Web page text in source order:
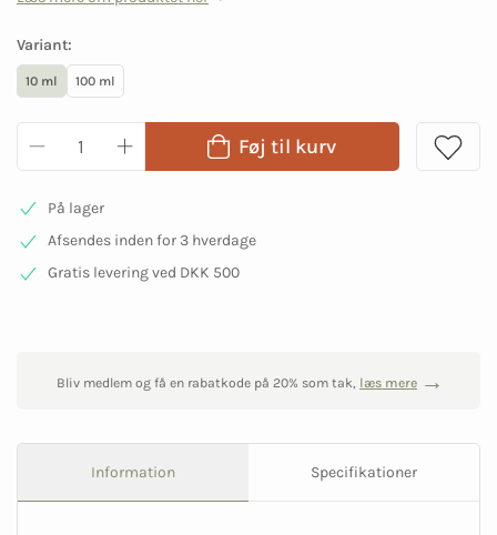
Variant:
10 ml 100 ml
Føj til kurv
På lager
Afsendes inden for 3 hverdage
Gratis levering ved DKK 500
Bliv medlem og få en rabatkode på 20% som tak, læs mere
Information Specifikationer